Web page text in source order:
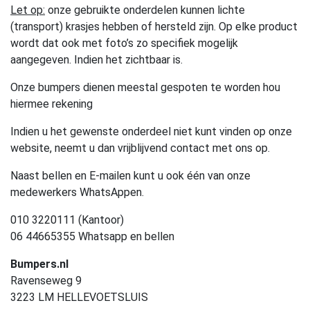
Let op: onze gebruikte onderdelen kunnen lichte
(transport) krasjes hebben of hersteld zijn. Op elke product
wordt dat ook met foto’s zo specifiek mogelijk
aangegeven. Indien het zichtbaar is.
Onze bumpers dienen meestal gespoten te worden hou
hiermee rekening
Indien u het gewenste onderdeel niet kunt vinden op onze
website, neemt u dan vrijblijvend contact met ons op.
Naast bellen en E-mailen kunt u ook één van onze
medewerkers WhatsAppen.
010 3220111 (Kantoor)
06 44665355 Whatsapp en bellen
Bumpers.nl
Ravenseweg 9
3223 LM HELLEVOETSLUIS